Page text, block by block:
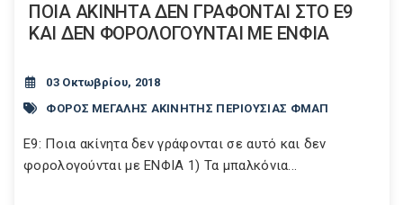
ΠΟΙΑ ΑΚΙΝΗΤΑ ΔΕΝ ΓΡΑΦΟΝΤΑΙ ΣΤΟ Ε9
ΚΑΙ ΔΕΝ ΦΟΡΟΛΟΓΟΥΝΤΑΙ ΜΕ ΕΝΦΙΑ
03 Οκτωβρίου, 2018
ΦΟΡΟΣ ΜΕΓΑΛΗΣ ΑΚΙΝΗΤΗΣ ΠΕΡΙΟΥΣΙΑΣ ΦΜΑΠ
Ε9: Ποια ακίνητα δεν γράφονται σε αυτό και δεν
φορολογούνται με ΕΝΦΙΑ 1) Τα μπαλκόνια...